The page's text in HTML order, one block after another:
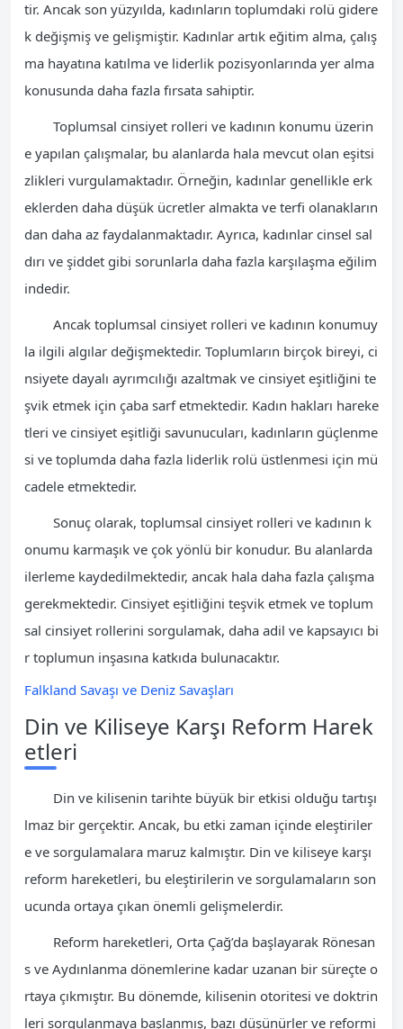
tir. Ancak son yüzyılda, kadınların toplumdaki rolü gidere
k değişmiş ve gelişmiştir. Kadınlar artık eğitim alma, çalış
ma hayatına katılma ve liderlik pozisyonlarında yer alma
konusunda daha fazla fırsata sahiptir.
Toplumsal cinsiyet rolleri ve kadının konumu üzerin
e yapılan çalışmalar, bu alanlarda hala mevcut olan eşitsi
zlikleri vurgulamaktadır. Örneğin, kadınlar genellikle erk
eklerden daha düşük ücretler almakta ve terfi olanakların
dan daha az faydalanmaktadır. Ayrıca, kadınlar cinsel sal
dırı ve şiddet gibi sorunlarla daha fazla karşılaşma eğilim
indedir.
Ancak toplumsal cinsiyet rolleri ve kadının konumuy
la ilgili algılar değişmektedir. Toplumların birçok bireyi, ci
nsiyete dayalı ayrımcılığı azaltmak ve cinsiyet eşitliğini te
şvik etmek için çaba sarf etmektedir. Kadın hakları hareke
tleri ve cinsiyet eşitliği savunucuları, kadınların güçlenme
si ve toplumda daha fazla liderlik rolü üstlenmesi için mü
cadele etmektedir.
Sonuç olarak, toplumsal cinsiyet rolleri ve kadının k
onumu karmaşık ve çok yönlü bir konudur. Bu alanlarda
ilerleme kaydedilmektedir, ancak hala daha fazla çalışma
gerekmektedir. Cinsiyet eşitliğini teşvik etmek ve toplum
sal cinsiyet rollerini sorgulamak, daha adil ve kapsayıcı bi
r toplumun inşasına katkıda bulunacaktır.
Falkland Savaşı ve Deniz Savaşları
Din ve Kiliseye Karşı Reform Harek
etleri
Din ve kilisenin tarihte büyük bir etkisi olduğu tartışı
lmaz bir gerçektir. Ancak, bu etki zaman içinde eleştiriler
e ve sorgulamalara maruz kalmıştır. Din ve kiliseye karşı
reform hareketleri, bu eleştirilerin ve sorgulamaların son
ucunda ortaya çıkan önemli gelişmelerdir.
Reform hareketleri, Orta Çağ’da başlayarak Rönesan
s ve Aydınlanma dönemlerine kadar uzanan bir süreçte o
rtaya çıkmıştır. Bu dönemde, kilisenin otoritesi ve doktrin
leri sorgulanmaya başlanmış, bazı düşünürler ve reformi